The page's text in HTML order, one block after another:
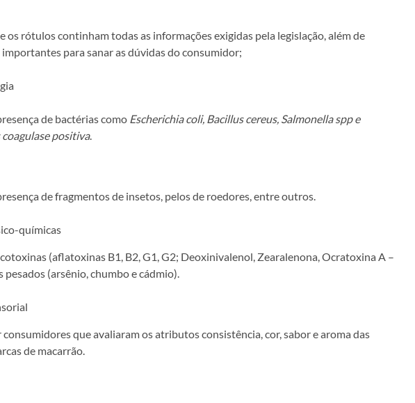
os rótulos continham todas as informações exigidas pela legislação, além de
para sanar as dúvidas do consumidor;
de bactérias como Escherichia coli, Bacillus cereus, Salmonella spp e
positiva.
de fragmentos de insetos, pelos de roedores, entre outros.
químicas
(aflatoxinas B1, B2, G1, G2; Deoxinivalenol, Zearalenona, Ocratoxina A –
pesados (arsênio, chumbo e cádmio).
consumidores que avaliaram os atributos consistência, cor, sabor e aroma das
de macarrão.